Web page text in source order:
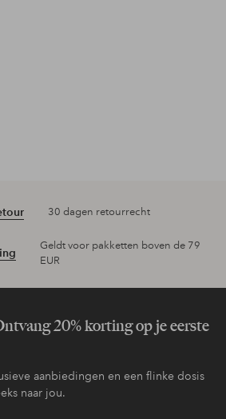
30 dagen retourrecht
Geldt voor pakketten boven de 79
EUR
20% korting op je eerste
aanbiedingen en een flinke dosis
naar jou.